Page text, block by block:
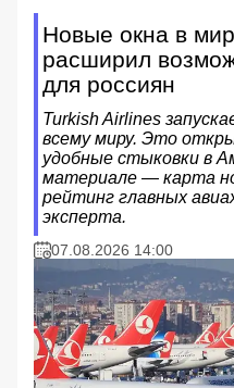
Новые окна в
расширил
для россиян
Turkish Airlines
всему миру. Это
удобные стыковки в
материале — карта
рейтинг главных
эксперта.
07.08.2026 14:00